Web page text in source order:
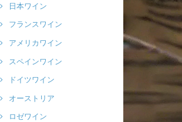
日本ワイン
フランスワイン
アメリカワイン
スペインワイン
ドイツワイン
オーストリア
ロゼワイン